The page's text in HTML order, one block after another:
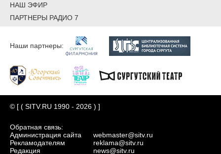
НАШ ЭФИР
ПАРТНЕРЫ РАДИО 7
Наши партнеры:
© [ ( SITV.RU 1990 - 2026 ) ]
Обратная связь:
Администрация сайта
Рекламодателям
Редакция
webmaster@sitv.ru
reklama@sitv.ru
news@sitv.ru